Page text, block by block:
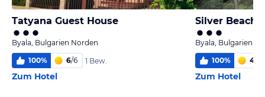
Tatyana Guest House
Byala, Bulgarien Norden
100% 6/6 1 Bew.
Zum Hotel
Silver Beach
Byala, Bulgarien
100% 4,7
Zum Hotel